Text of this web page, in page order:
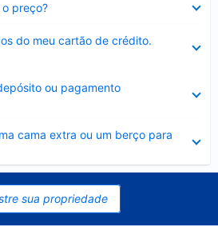
preço?
do meu cartão de crédito.
ou pagamento
cama extra ou um berço para
sua propriedade